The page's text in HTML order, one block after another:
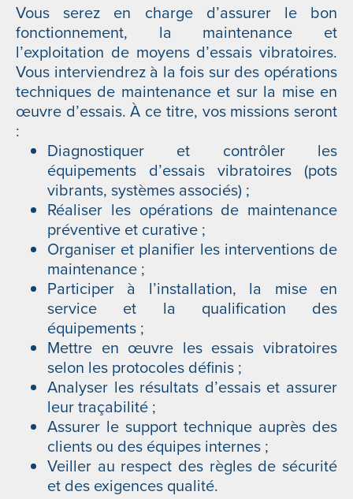
Vous serez en charge d’assurer le bon
fonctionnement, la maintenance et
l’exploitation de moyens d’essais vibratoires.
Vous interviendrez à la fois sur des opérations
techniques de maintenance et sur la mise en
œuvre d’essais. À ce titre, vos missions seront
:
Diagnostiquer et contrôler les
équipements d’essais vibratoires (pots
vibrants, systèmes associés) ;
Réaliser les opérations de maintenance
préventive et curative ;
Organiser et planifier les interventions de
maintenance ;
Participer à l’installation, la mise en
service et la qualification des
équipements ;
Mettre en œuvre les essais vibratoires
selon les protocoles définis ;
Analyser les résultats d’essais et assurer
leur traçabilité ;
Assurer le support technique auprès des
clients ou des équipes internes ;
Veiller au respect des règles de sécurité
et des exigences qualité.